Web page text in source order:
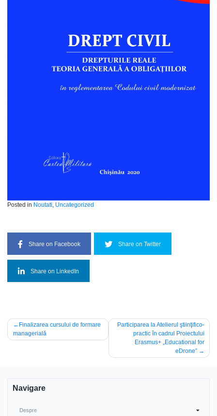
Posted in Noutati, Uncategorized
Share on Facebook Share on Twitter
Share on LinkedIn
Post
navigation
Finalizarea cursului de formare
managerială
Participarea la Atelierul ştiinţifico-
practic în cadrul Proiectului
Erasmus+ „Educational for
eDrone”
Navigare
Despre